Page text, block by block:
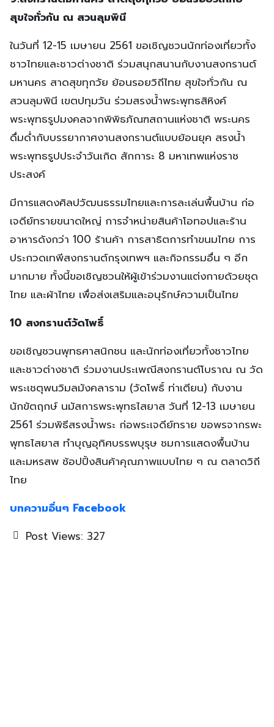
สุขใจทั่วกัน ณ สวนลุมพินี
ในวันที่ 12-15 เมษายน 2561 ขอเชิญชวนนักท่องเที่ยวทั้ง
ชาวไทยและชาวต่างชาติ ร่วมสนุกสนานกับงานสงกรานต์
มหานคร สาดสุขทุกวัย ย้อนรอยวิถีไทย สุขใจทั่วกัน ณ
สวนลุมพินี เขตปทุมวัน ร่วมสรงน้ำพระพุทธสิหิงค์
พระพุทธรูปมงคลจากพิพิธภัณฑสถานแห่งชาติ พระนคร
ดื่มด่ำกับบรรยากาศงานสงกรานต์แบบย้อนยุค สรงน้ำ
พระพุทธรูปประจำวันเกิด สักการะ 8 มหาเทพแห่งราช
ประสงค์
มีการแสดงศิลปวัฒนธรรมไทยและการละเล่นพื้นบ้าน ก่อ
เจดีย์ทรายขนาดใหญ่ การจำหน่ายสินค้าโอทอปและร้าน
อาหารดังกว่า 100 ร้านค้า การสาธิตการทำขนมไทย การ
ประกวดเทพีสงกรานต์กรุงเทพฯ และกิจกรรมอื่น ๆ อีก
มากมาย ทั้งนี้ขอเชิญชวนให้ผู้เข้าร่วมงานแต่งกายด้วยชุด
ไทย และผ้าไทย เพื่อส่งเสริมและอนุรักษ์ความเป็นไทย
10 สงกรานต์วัดโพธิ์
ขอเชิญชวนพุทธศาสนิกชน และนักท่องเที่ยวทั้งชาวไทย
และชาวต่างชาติ ร่วมงานประเพณีสงกรานต์โบราณ ณ วัด
พระเชตุพนวิมลมังคลาราม (วัดโพธิ์ ท่าเตียน) กับงาน
นักขัตฤกษ์ นมัสการพระพุทธไสยาส วันที่ 12-13 เมษายน
2561 ร่วมพิธีสรงน้ำพระ ก่อพระเจดีย์ทราย ขอพรจากรพะ
พุทธไสยาส ทำบุญอุทิศบรรพบุรุษ ชมการแสดงพื้นบ้าน
และมหรสพ ช้อปปิ้งสินค้าคุณภาพแบบไทย ๆ ณ ตลาดวิถี
ไทย
บทความอื่นๆ Facebook
Post Views: 327